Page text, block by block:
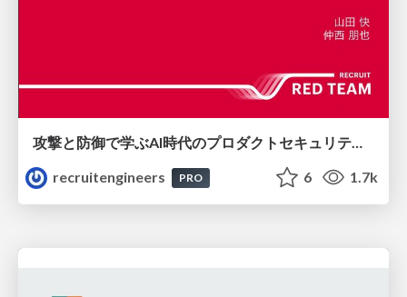
攻撃と防御で学ぶAI時代のプロダクトセキュリティ演習
recruitengineers
PRO 6 1.7k